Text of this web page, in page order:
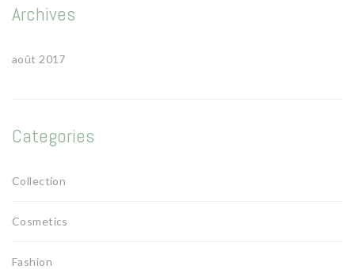
Archives
août 2017
Categories
Collection
Cosmetics
Fashion